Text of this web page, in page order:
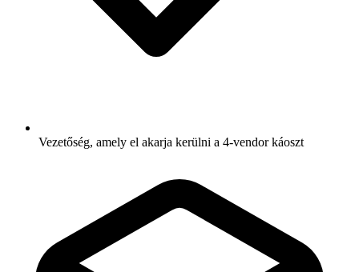
Vezetőség, amely el akarja kerülni a 4-vendor káoszt